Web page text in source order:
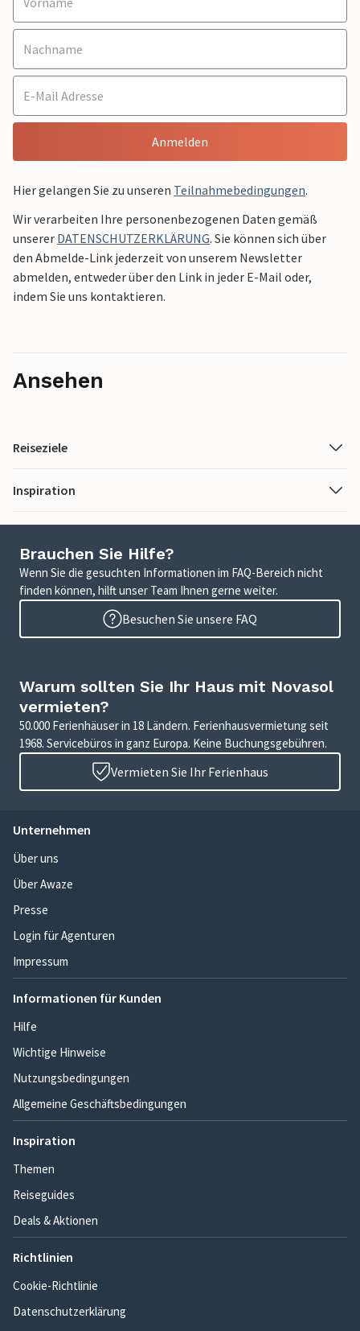
Anmelden
Hier gelangen Sie zu unseren Teilnahmebedingungen.
Wir verarbeiten Ihre personenbezogenen Daten gemäß
unserer DATENSCHUTZERKLÄRUNG. Sie können sich über
den Abmelde-Link jederzeit von unserem Newsletter
abmelden, entweder über den Link in jeder E-Mail oder,
indem Sie uns kontaktieren.
Ansehen
Reiseziele
Inspiration
Brauchen Sie Hilfe?
Wenn Sie die gesuchten Informationen im FAQ-Bereich nicht
finden können, hilft unser Team Ihnen gerne weiter.
Besuchen Sie unsere FAQ
Warum sollten Sie Ihr Haus mit Novasol
vermieten?
50.000 Ferienhäuser in 18 Ländern. Ferienhausvermietung seit
1968. Servicebüros in ganz Europa. Keine Buchungsgebühren.
Vermieten Sie Ihr Ferienhaus
Unternehmen
Über uns
Über Awaze
Presse
Login für Agenturen
Impressum
Informationen für Kunden
Hilfe
Wichtige Hinweise
Nutzungsbedingungen
Allgemeine Geschäftsbedingungen
Inspiration
Themen
Reiseguides
Deals & Aktionen
Richtlinien
Cookie-Richtlinie
Datenschutzerklärung